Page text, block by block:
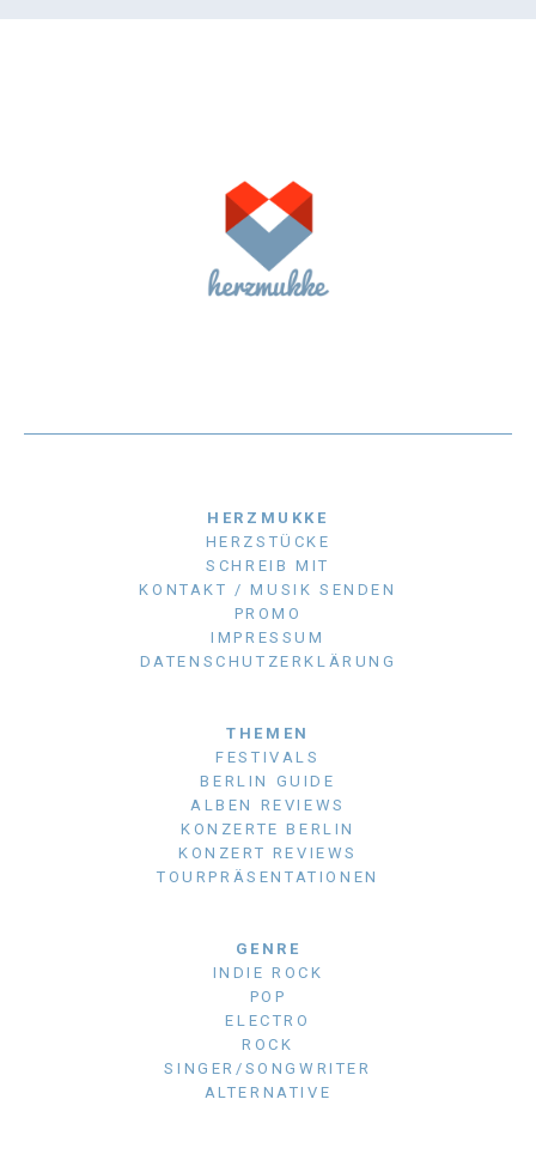
HERZMUKKE
HERZSTÜCKE
SCHREIB MIT
KONTAKT / MUSIK SENDEN
PROMO
IMPRESSUM
DATENSCHUTZERKLÄRUNG
THEMEN
FESTIVALS
BERLIN GUIDE
ALBEN REVIEWS
KONZERTE BERLIN
KONZERT REVIEWS
TOURPRÄSENTATIONEN
GENRE
INDIE ROCK
POP
ELECTRO
ROCK
SINGER/SONGWRITER
ALTERNATIVE